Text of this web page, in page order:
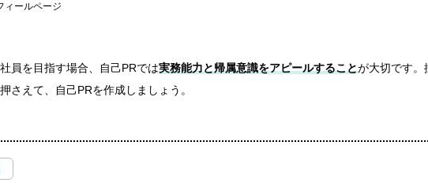
ィールページ
員を目指す場合、自己PRでは実務能力と帰属意識をアピールすることが大切です。
さえて、自己PRを作成しましょう。